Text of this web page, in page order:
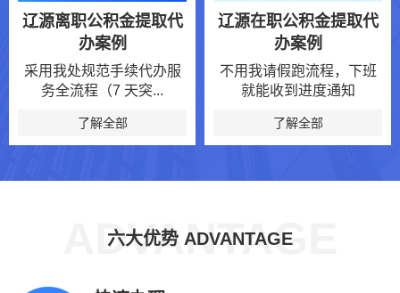
辽源离职公积金提取代
办案例
采用我处规范手续代办服
务全流程（7 天突...
了解全部
辽源在职公积金提取代
办案例
不用我请假跑流程，下班
就能收到进度通知
了解全部
ADVANTAGE
六大优势 ADVANTAGE